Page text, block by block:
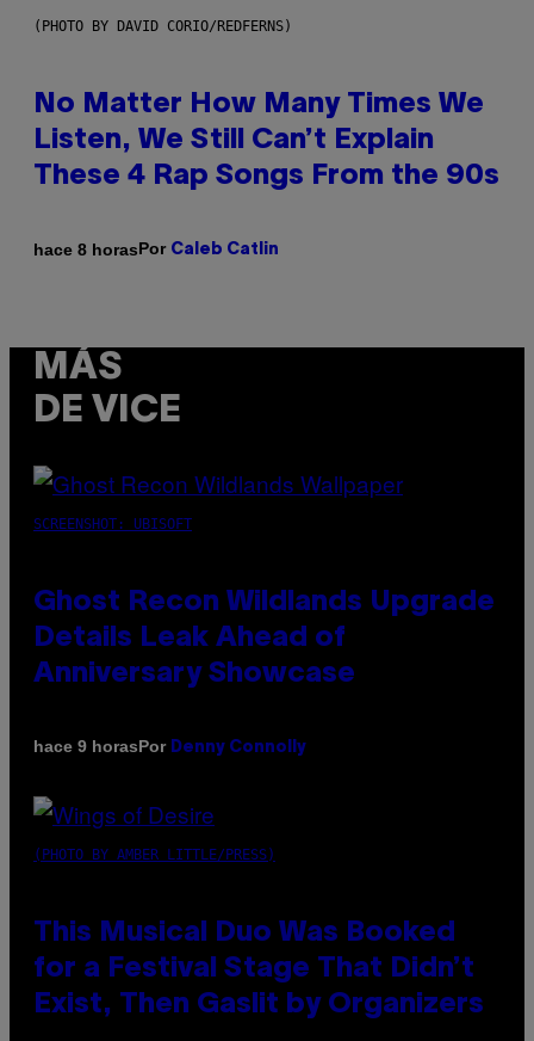
(PHOTO BY DAVID CORIO/REDFERNS)
No Matter How Many Times We
Listen, We Still Can’t Explain
These 4 Rap Songs From the 90s
hace 8 horasPor Caleb Catlin
MÁS
DE VICE
SCREENSHOT: UBISOFT
Ghost Recon Wildlands Upgrade
Details Leak Ahead of
Anniversary Showcase
hace 9 horasPor Denny Connolly
(PHOTO BY AMBER LITTLE/PRESS)
This Musical Duo Was Booked
for a Festival Stage That Didn’t
Exist, Then Gaslit by Organizers